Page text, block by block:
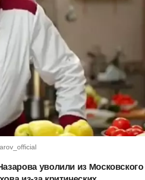
уволили из Московского